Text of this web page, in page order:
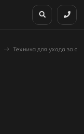
Техника для ухода за